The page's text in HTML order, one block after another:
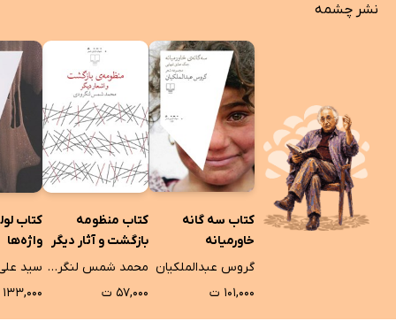
نشر چشمه
کتاب سه گانه
خاورمیانه
گروس عبدالملکیان
۱۰۱,۰۰۰ ت
کتاب منظومه
بازگشت و آثار دیگر
محمد شمس لنگرودی
۵۷,۰۰۰ ت
کتاب
واژه‌ها
سید
۱۳۳,۰۰۰ ت